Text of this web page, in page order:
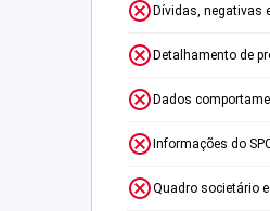
Dívidas, negativas
Detalhamento de
Dados
Informações do
Quadro societário